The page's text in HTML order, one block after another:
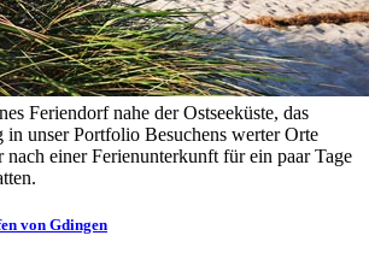
Feriendorf nahe der Ostseeküste, das
unser Portfolio Besuchens werter Orte
nach einer Ferienunterkunft für ein paar Tage
von Gdingen